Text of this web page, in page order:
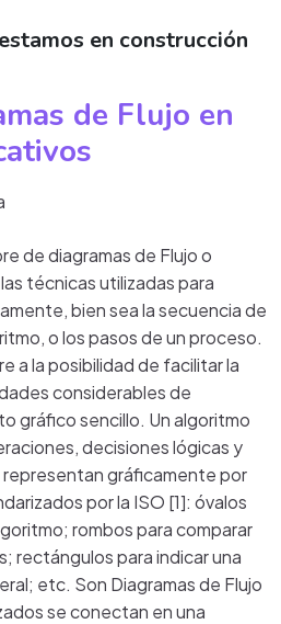
en construcción
de Flujo en
de diagramas de Flujo o
técnicas utilizadas para
bien sea la secuencia de
o los pasos de un proceso.
a la posibilidad de facilitar la
considerables de
gráfico sencillo. Un algoritmo
decisiones lógicas y
gráficamente por
por la ISO [1]: óvalos
rombos para comparar
rectángulos para indicar una
etc. Son Diagramas de Flujo
se conectan en una